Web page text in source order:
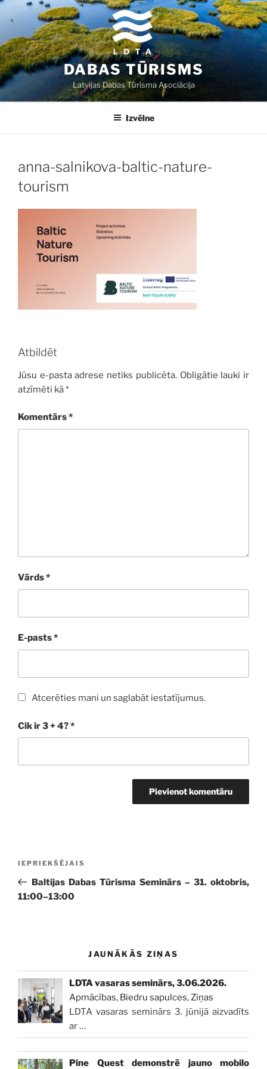
Doties
saturu
DABAS TŪRISMS
Latvijas Dabas Tūrisma Asociācija
Izvēlne
anna-salnikova-baltic-nature-
tourism
Atbildēt
Jūsu e-pasta adrese netiks publicēta. Obligātie lauki ir
atzīmēti kā*
Komentārs*
Vārds*
E-pasts*
Atcerēties mani un saglabāt iestatījumus.
Cik ir 3 + 4?*
Iepriekšējā
ziņa:
IEPRIEKŠĒJAIS
Baltijas Dabas Tūrisma Seminārs – 31. oktobris,
11:00–13:00
JAUNĀKĀS ZIŅAS
LDTA vasaras seminārs, 3.06.2026.
Apmācības, Biedru sapulces, Ziņas
LDTA vasaras seminārs 3. jūnijā aizvadīts
ar…
Pine Quest demonstrē jauno mobilo